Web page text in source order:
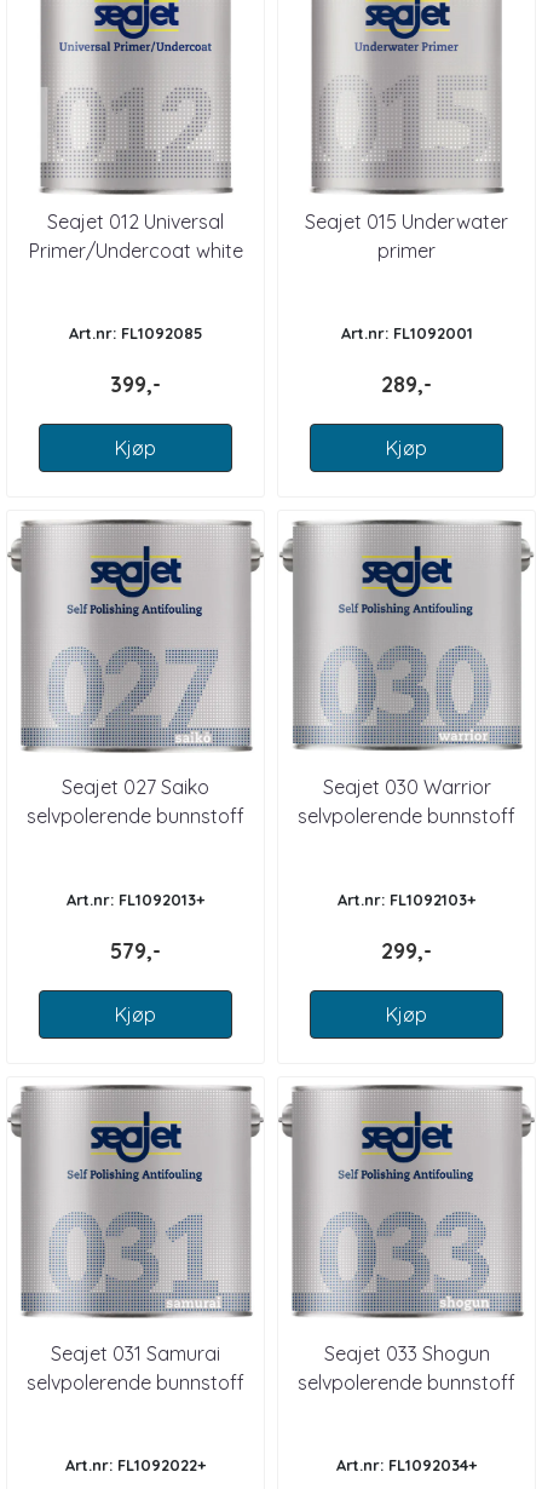
Seajet 012 Universal
Primer/Undercoat white
Art.nr: FL1092085
399,-
Kjøp
Seajet 015 Underwater
primer
Art.nr: FL1092001
289,-
Kjøp
Seajet 027 Saiko
selvpolerende bunnstoff
Art.nr: FL1092013+
579,-
Kjøp
Seajet 030 Warrior
selvpolerende bunnstoff
Art.nr: FL1092103+
299,-
Kjøp
Seajet 031 Samurai
selvpolerende bunnstoff
Art.nr: FL1092022+
Seajet 033 Shogun
selvpolerende bunnstoff
Art.nr: FL1092034+